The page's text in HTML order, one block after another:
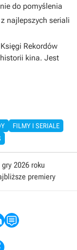
do pomyślenia
najlepszych seriali
Rekordów
kina. Jest
FILMY I SERIALE
2026 roku
premiery